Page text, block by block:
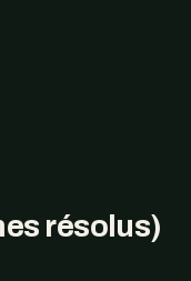
résolus)